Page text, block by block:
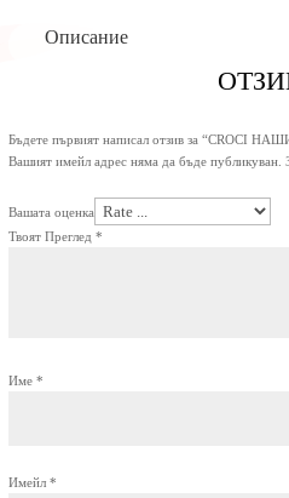
Описание
Бъдете първият написал отзив за “CROCI
Вашият имейл адрес няма да бъде публикуван.
Вашата оценка
Твоят Преглед *
Име *
Имейл *